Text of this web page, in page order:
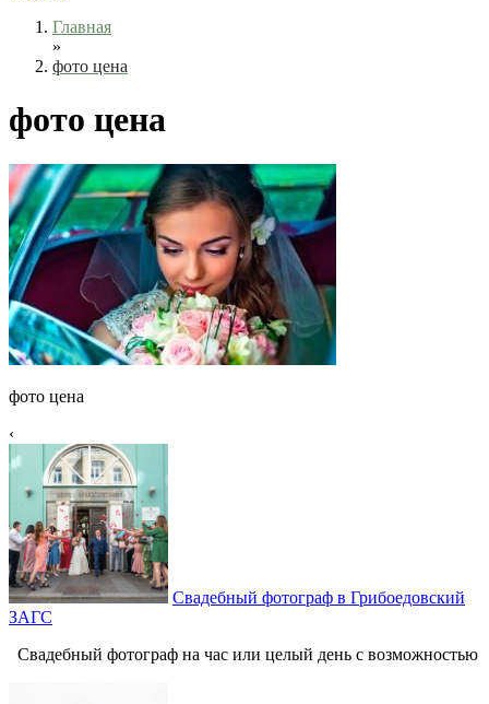
Главная
»
фото цена
фото цена
фото цена
‹
Свадебный фотограф в Грибоедовский
ЗАГС
Свадебный фотограф на час или целый день с возможностью